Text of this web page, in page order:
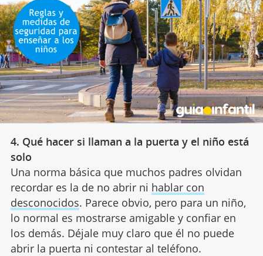
4. Qué hacer si llaman a la puerta y el niño está
solo
Una norma básica que muchos padres olvidan
recordar es la de no abrir ni hablar con
desconocidos. Parece obvio, pero para un niño,
lo normal es mostrarse amigable y confiar en
los demás. Déjale muy claro que él no puede
abrir la puerta ni contestar al teléfono.